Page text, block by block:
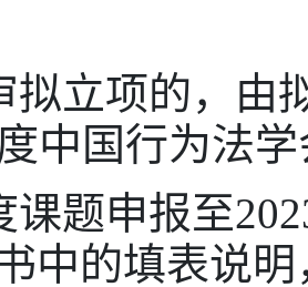
拟立项的，由
度中国行为法
课题申报至
中的填表说